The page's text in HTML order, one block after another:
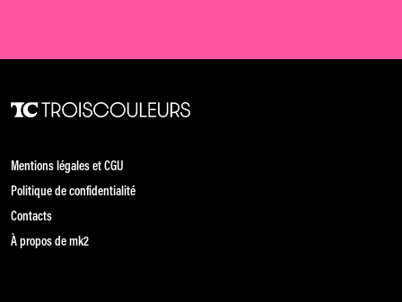
Mentions légales et CGU
Politique de confidentialité
Contacts
À propos de mk2